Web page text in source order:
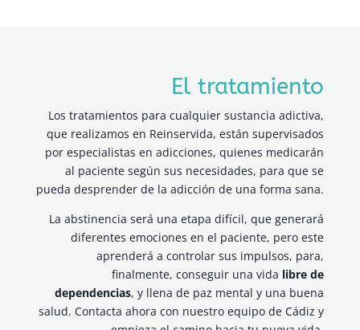
El tratamiento
Los tratamientos para cualquier sustancia adictiva,
que realizamos en Reinservida, están supervisados
por especialistas en adicciones, quienes medicarán
al paciente según sus necesidades, para que se
pueda desprender de la adicción de una forma sana.
La abstinencia será una etapa difícil, que generará
diferentes emociones en el paciente, pero este
aprenderá a controlar sus impulsos, para,
finalmente, conseguir una vida libre de
dependencias, y llena de paz mental y una buena
salud. Contacta ahora con nuestro equipo de Cádiz y